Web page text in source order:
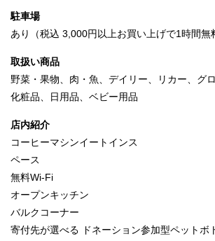
駐車場
あり（税込 3,000円以上お買い上げで1時間無
取扱い商品
野菜・果物、肉・魚、デイリー、リカー、グ
化粧品、日用品、ベビー用品
店内紹介
コーヒーマシンイートインス
ペース
無料Wi-Fi
オープンキッチン
バルクコーナー
寄付先が選べる ドネーション参加型ペットボ